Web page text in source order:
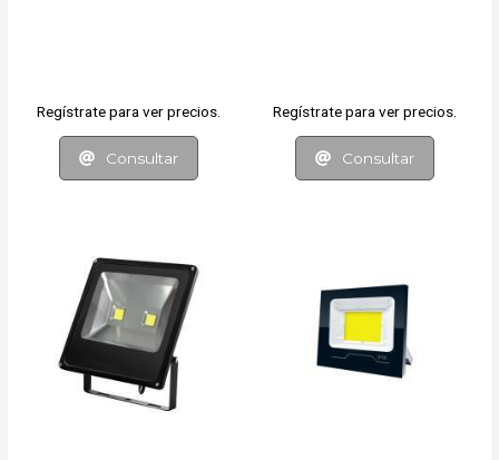
Regístrate para ver precios.
Consultar
Regístrate para ver precios.
Consultar